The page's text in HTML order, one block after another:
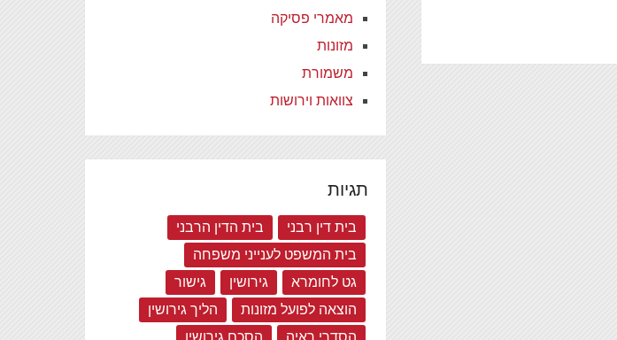
מאמרי פסיקה
מזונות
משמורת
צוואות וירושות
תגיות
בית דין רבני
בית הדין הרבני
בית המשפט לענייני משפחה
גט לחומרא
גירושין
גישור
הוצאה לפועל מזונות
הליך גירושין